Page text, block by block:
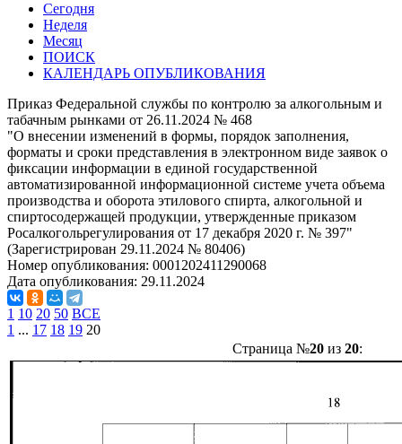
Сегодня
Неделя
Месяц
ПОИСК
КАЛЕНДАРЬ ОПУБЛИКОВАНИЯ
Приказ Федеральной службы по контролю за алкогольным и
табачным рынками от 26.11.2024 № 468
"О внесении изменений в формы, порядок заполнения,
форматы и сроки представления в электронном виде заявок о
фиксации информации в единой государственной
автоматизированной информационной системе учета объема
производства и оборота этилового спирта, алкогольной и
спиртосодержащей продукции, утвержденные приказом
Росалкогольрегулирования от 17 декабря 2020 г. № 397"
(Зарегистрирован 29.11.2024 № 80406)
Номер опубликования: 0001202411290068
Дата опубликования: 29.11.2024
1 10 20 50 ВСЕ
1 ... 17 18 19 20
Страница №20из 20: